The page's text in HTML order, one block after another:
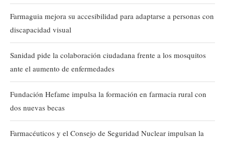
Farmaguia mejora su accesibilidad para adaptarse a personas con
discapacidad visual
Sanidad pide la colaboración ciudadana frente a los mosquitos
ante el aumento de enfermedades
Fundación Hefame impulsa la formación en farmacia rural con
dos nuevas becas
Farmacéuticos y el Consejo de Seguridad Nuclear impulsan la